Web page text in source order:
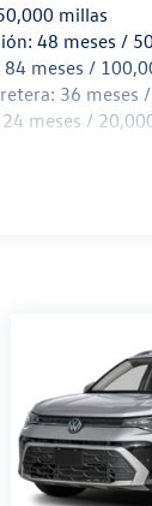
millas
48 meses /
meses /
36 meses
meses /